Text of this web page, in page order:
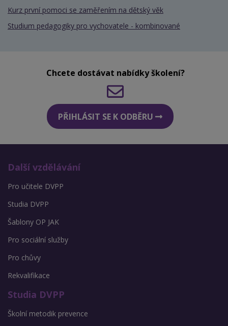
Kurz první pomoci se zaměřením na dětský věk
Studium pedagogiky pro vychovatele - kombinované
Chcete dostávat nabídky školení?
PŘIHLÁSIT SE K ODBĚRU
Další vzdělávání
Pro učitele DVPP
Studia DVPP
Šablony OP JAK
Pro sociální služby
Pro chůvy
Rekvalifikace
Studia DVPP
Školní metodik prevence